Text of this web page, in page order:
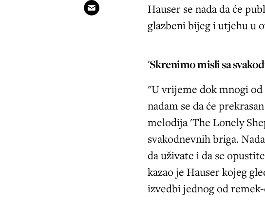
Hauser se nada da će
glazbeni bijeg i utjehu u
'Skrenimo misli sa
"U vrijeme dok mnogi
nadam se da će
melodija 'The Lonely
svakodnevnih briga.
da uživate i da se
kazao je Hauser kojeg
izvedbi jednog od